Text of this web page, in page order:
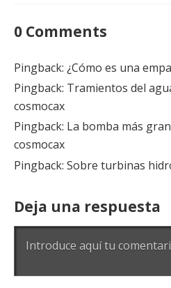
0 Comments
Pingback: ¿Cómo es una
Pingback: Tramientos del
cosmocax
Pingback: La bomba más
cosmocax
Pingback: Sobre turbinas
Deja una respuesta